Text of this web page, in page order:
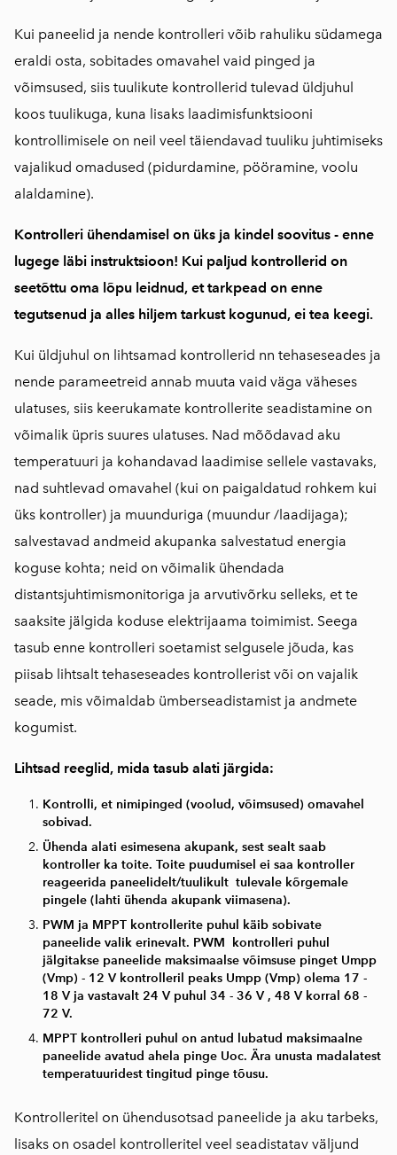
Kui paneelid ja nende kontrolleri võib rahuliku südamega
eraldi osta, sobitades omavahel vaid pinged ja
võimsused, siis tuulikute kontrollerid tulevad üldjuhul
koos tuulikuga, kuna lisaks laadimisfunktsiooni
kontrollimisele on neil veel täiendavad tuuliku juhtimiseks
vajalikud omadused (pidurdamine, pööramine, voolu
alaldamine).
Kontrolleri ühendamisel on üks ja kindel soovitus - enne
lugege läbi instruktsioon! Kui paljud kontrollerid on
seetõttu oma lõpu leidnud, et tarkpead on enne
tegutsenud ja alles hiljem tarkust kogunud, ei tea keegi.
Kui üldjuhul on lihtsamad kontrollerid nn tehaseseades ja
nende parameetreid annab muuta vaid väga väheses
ulatuses, siis keerukamate kontrollerite seadistamine on
võimalik üpris suures ulatuses. Nad mõõdavad aku
temperatuuri ja kohandavad laadimise sellele vastavaks,
nad suhtlevad omavahel (kui on paigaldatud rohkem kui
üks kontroller) ja muunduriga (muundur /laadijaga);
salvestavad andmeid akupanka salvestatud energia
koguse kohta; neid on võimalik ühendada
distantsjuhtimismonitoriga ja arvutivõrku selleks, et te
saaksite jälgida koduse elektrijaama toimimist. Seega
tasub enne kontrolleri soetamist selgusele jõuda, kas
piisab lihtsalt tehaseseades kontrollerist või on vajalik
seade, mis võimaldab ümberseadistamist ja andmete
kogumist.
Lihtsad reeglid, mida tasub alati järgida:
Kontrolli, et nimipinged (voolud, võimsused) omavahel
sobivad.
Ühenda alati esimesena akupank, sest sealt saab
kontroller ka toite. Toite puudumisel ei saa kontroller
reageerida paneelidelt/tuulikult tulevale kõrgemale
pingele (lahti ühenda akupank viimasena).
PWM ja MPPT kontrollerite puhul käib sobivate
paneelide valik erinevalt. PWM kontrolleri puhul
jälgitakse paneelide maksimaalse võimsuse pinget Umpp
(Vmp) - 12 V kontrolleril peaks Umpp (Vmp) olema 17 -
18 V ja vastavalt 24 V puhul 34 - 36 V , 48 V korral 68 -
72 V.
MPPT kontrolleri puhul on antud lubatud maksimaalne
paneelide avatud ahela pinge Uoc. Ära unusta madalatest
temperatuuridest tingitud pinge tõusu.
Kontrolleritel on ühendusotsad paneelide ja aku tarbeks,
lisaks on osadel kontrolleritel veel seadistatav väljund